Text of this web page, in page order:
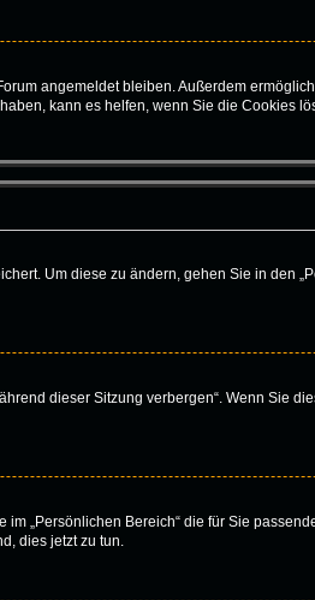
angemeldet bleiben. Außerdem
kann es helfen, wenn Sie die Cookies
Um diese zu ändern, gehen Sie in den
dieser Sitzung verbergen“. Wenn Sie
„Persönlichen Bereich“ die für Sie
dies jetzt zu tun.